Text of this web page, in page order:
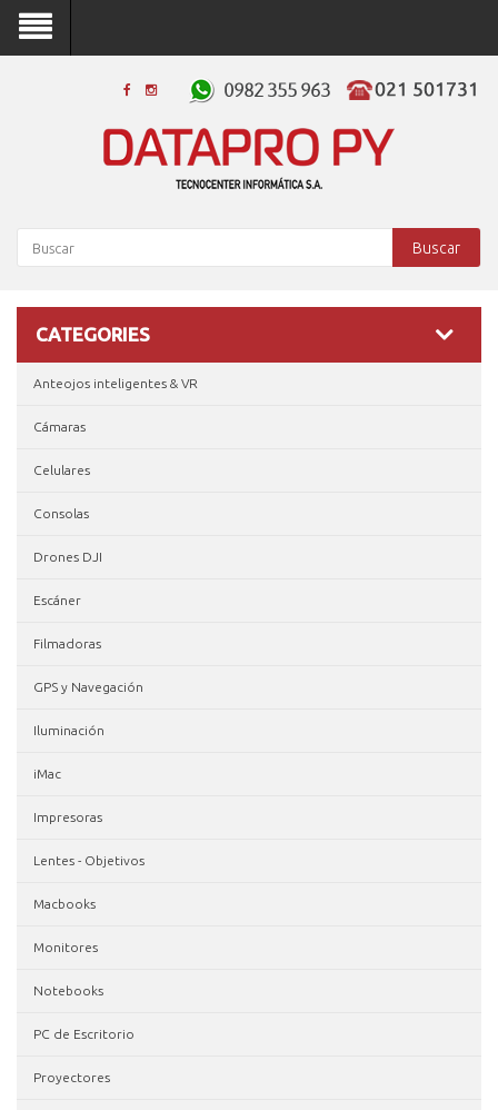
Buscar
CATEGORIES
Anteojos inteligentes & VR
Cámaras
Celulares
Consolas
Drones DJI
Escáner
Filmadoras
GPS y Navegación
Iluminación
iMac
Impresoras
Lentes - Objetivos
Macbooks
Monitores
Notebooks
PC de Escritorio
Proyectores